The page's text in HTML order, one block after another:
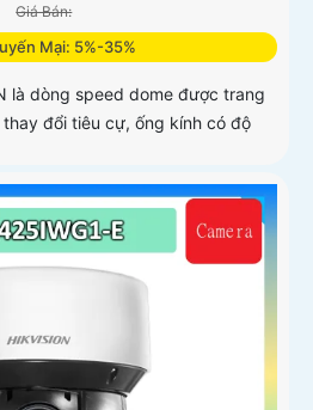
Giá Bán:
Mại: 5%-35%
là dòng speed dome được trang
đổi tiêu cự, ống kính có độ